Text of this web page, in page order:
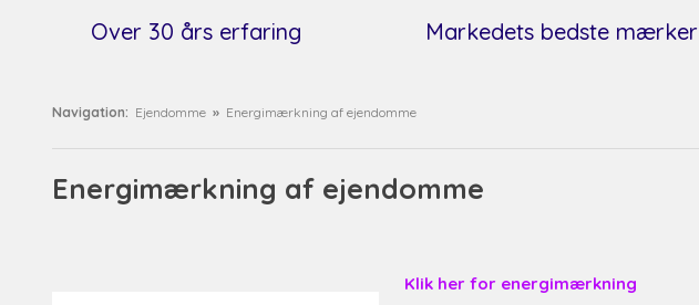
​Over 30 års erfaring Markedets bedste mærker
Navigation: Ejendomme » Energimærkning af ejendomme
Energimærkning af ejendomme
Klik her for energimærkning​